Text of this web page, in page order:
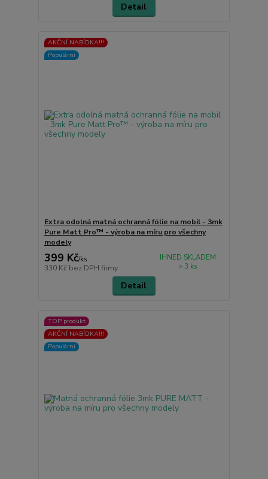
Detail
AKČNÍ NABÍDKA!!!
Populární
Extra odolná matná ochranná fólie na mobil - 3mk
Pure Matt Pro™ - výroba na míru pro všechny
modely
399 Kč/ks
330 Kč bez DPH firmy
IHNED SKLADEM
> 3 ks
Detail
TOP produkt
AKČNÍ NABÍDKA!!!
Populární